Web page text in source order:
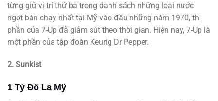
từng giữ vị trí thứ ba trong danh sách những loại nước
ngọt bán chạy nhất tại Mỹ vào đầu những năm 1970, thị
phần của 7-Up đã giảm sút theo thời gian. Hiện nay, 7-Up là
một phần của tập đoàn Keurig Dr Pepper.
2. Sunkist
1 Tỷ Đô La Mỹ